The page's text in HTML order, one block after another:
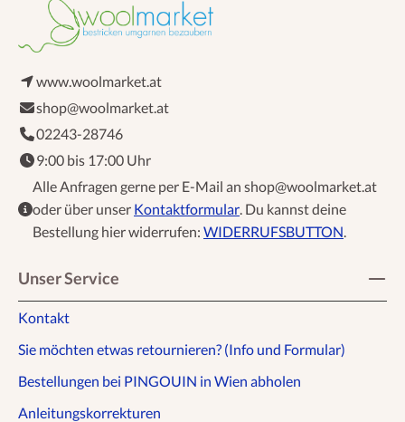
www.woolmarket.at
shop@woolmarket.at
02243-28746
9:00 bis 17:00 Uhr
Alle Anfragen gerne per E-Mail an shop@woolmarket.at
oder über unser Kontaktformular. Du kannst deine
Bestellung hier widerrufen: WIDERRUFSBUTTON.
Unser Service
Kontakt
Sie möchten etwas retournieren? (Info und Formular)
Bestellungen bei PINGOUIN in Wien abholen
Anleitungskorrekturen